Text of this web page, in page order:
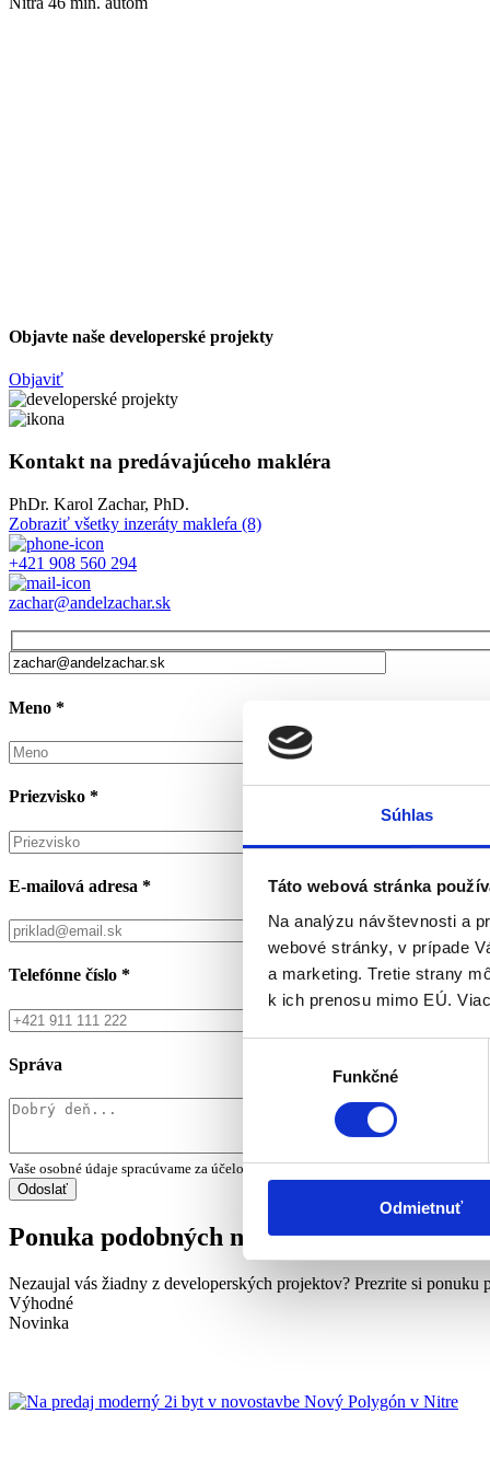
Súhlas
Táto webová stránka
Na analýzu návštevnosti a
webové stránky, v prípade
a marketing. Tretie strany
k ich prenosu mimo EÚ.
Funkčné
Odmietnuť
Objavte naše developerské projekty
Objaviť
Kontakt na predávajúceho makléra
PhDr. Karol Zachar, PhD.
Zobraziť všetky inzeráty makleŕa (8)
+421 908 560 294
zachar@andelzachar.sk
Meno *
Priezvisko *
E-mailová adresa *
Telefónne číslo *
Správa
Vaše osobné údaje spracúvame za účelom vybavenia Vašej požiadavky. Viac
Ponuka podobných nehnuteľností
Nezaujal vás žiadny z developerských projektov? Prezrite si
Výhodné
Novinka